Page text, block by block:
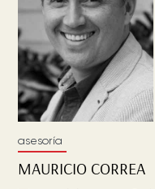
asesoría
MAURICIO CORREA